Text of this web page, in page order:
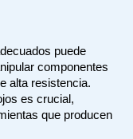
puede
componentes
alta resistencia.
es crucial,
que producen